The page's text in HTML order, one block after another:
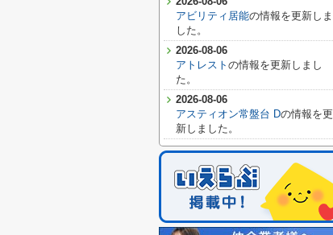
アビリティ居能の情報を更新しま
した。
2026-08-06
アトレスト の情報を更新しまし
た。
2026-08-06
アスティオン常盤台 Dの情報を更
新しました。